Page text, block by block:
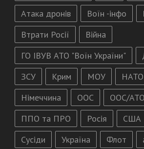
Атака дронів
Воїн -інфо
Втрати Росії
Війна
ГО ІВУВ АТО "Воїн України"
ЗСУ
Крим МОУ
НАТО
Німеччина
ООС ООС/АТО
ППО та ПРО
Росія США
Сусіди
Україна Флот